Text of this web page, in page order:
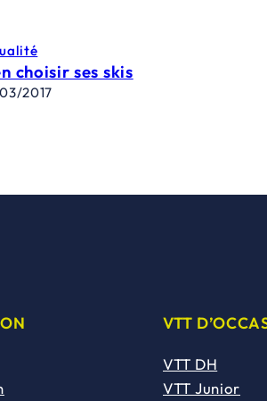
choisir ses skis
2017
VTT
VTT DH
VTT Junior